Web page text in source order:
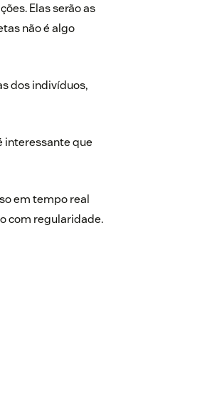
Elas serão as
não é algo
dos indivíduos,
interessante que
em tempo real
com regularidade.